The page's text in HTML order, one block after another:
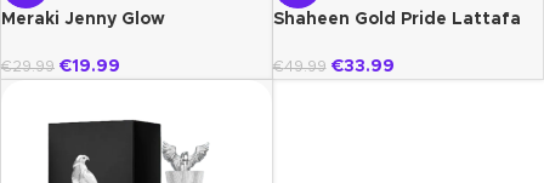
Meraki Jenny Glow
€29.99 €19.99
Shaheen Gold Pride Lattafa
€49.99 €33.99